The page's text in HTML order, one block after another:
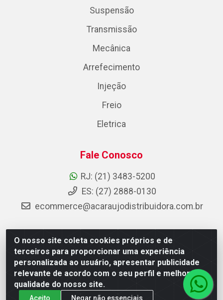
O nosso site coleta cookies próprios e de
terceiros para proporcionar uma experiência
personalizada ao usuário, apresentar publicidade
relevante de acordo com o seu perfil e melhorar a
qualidade do nosso site.
Aceito Negar não essenciais
Suspensão
Transmissão
Mecânica
Arrefecimento
Injeção
Freio
Eletrica
Fale Conosco
RJ: (21) 3483-5200
ES: (27) 2888-0130
ecommerce@acaraujodistribuidora.com.br
AC Araujo Distribuidora - Rua Carneiro de Campos, 42 -
São Cristóvão, Rio de Janeiro/RJ - CEP 20.920-410 -
CNPJ 08.744.753/0003-85